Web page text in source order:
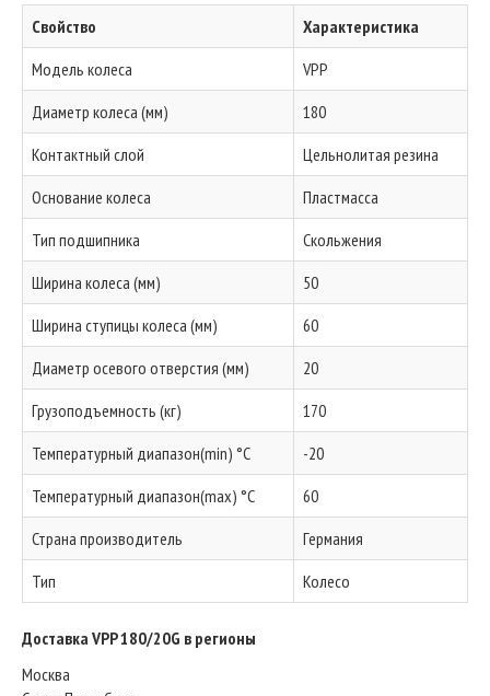
Свойство
Характеристика
Модель колеса
VPP
Диаметр колеса (мм)
180
Контактный слой
Цельнолитая резина
Основание колеса
Пластмасса
Тип подшипника
Скольжения
Ширина колеса (мм)
50
Ширина ступицы колеса (мм)
60
Диаметр осевого отверстия (мм)
20
Грузоподъемность (кг)
170
Температурный диапазон(min) °C
-20
Температурный диапазон(max) °C
60
Страна производитель
Германия
Тип
Колесо
Доставка VPP 180/20G в регионы
Москва